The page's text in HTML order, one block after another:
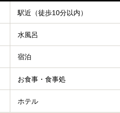
駅近（徒歩10分以内）
水風呂
宿泊
お食事・食事処
ホテル